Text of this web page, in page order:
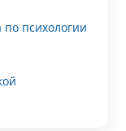
психологии